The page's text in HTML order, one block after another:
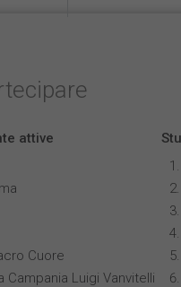
attive
Cuore
Luigi Vanvitelli